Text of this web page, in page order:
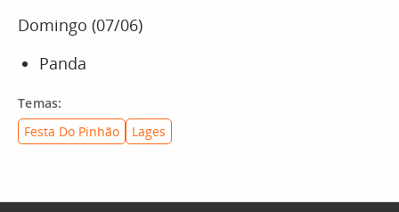
Domingo (07/06)
Panda
Temas:
Festa Do Pinhão
Lages